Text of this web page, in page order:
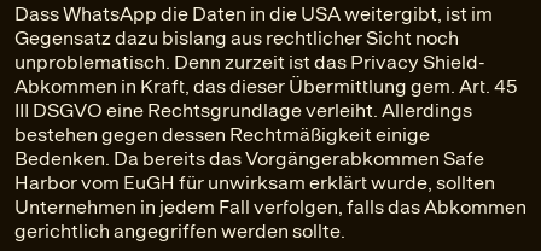
Dass WhatsApp die Daten in die USA weitergibt, ist im
Gegensatz dazu bislang aus rechtlicher Sicht noch
unproblematisch. Denn zurzeit ist das Privacy Shield-
Abkommen in Kraft, das dieser Übermittlung gem. Art. 45
III DSGVO eine Rechtsgrundlage verleiht. Allerdings
bestehen gegen dessen Rechtmäßigkeit einige
Bedenken. Da bereits das Vorgängerabkommen Safe
Harbor vom EuGH für unwirksam erklärt wurde, sollten
Unternehmen in jedem Fall verfolgen, falls das Abkommen
gerichtlich angegriffen werden sollte.